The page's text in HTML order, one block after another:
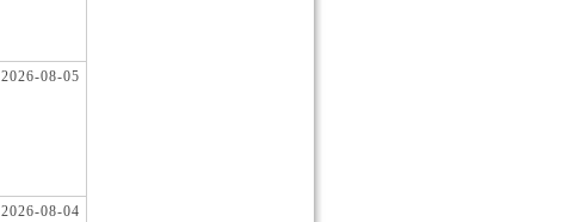
2026-08-05
2026-08-04